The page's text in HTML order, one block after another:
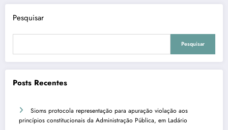
Pesquisar
Pesquisar
Posts Recentes
Sioms protocola representação para apuração violação aos
princípios constitucionais da Administração Pública, em Ladário